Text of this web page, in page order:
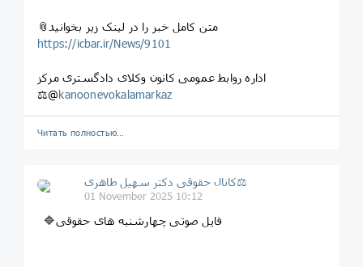
📎متن کامل خبر را در لینک زیر بخوانید
https://icbar.ir/News/9101
اداره روابط عمومی کانون وکلای دادگستری مرکز
⚖️@kanoonevokalamarkaz
Читать полностью…
کانال حقوقی دکتر سهيل طاهری⚖
01 November 2025 10:12
🔷فایل صوتی چهارشنبه های حقوقی